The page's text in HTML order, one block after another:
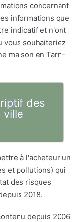
concernant
informations que
indicatif et n'ont
vous souhaiteriez
maison en Tarn-
des
ville
à l'acheteur un
et pollutions) qui
des risques
2018.
depuis 2006